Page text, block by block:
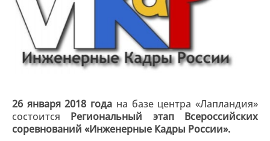
26 января 2018 года на базе центра «Лапландия»
состоится Региональный этап Всероссийских
соревнований «Инженерные Кадры России».